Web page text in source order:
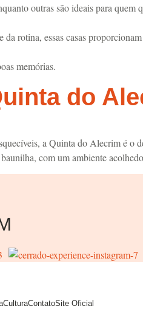
outras são ideais para
rotina, essas casas
memórias.
do
a Quinta do Alecrim é o
com um ambiente
CulturaContatoSite Oficial